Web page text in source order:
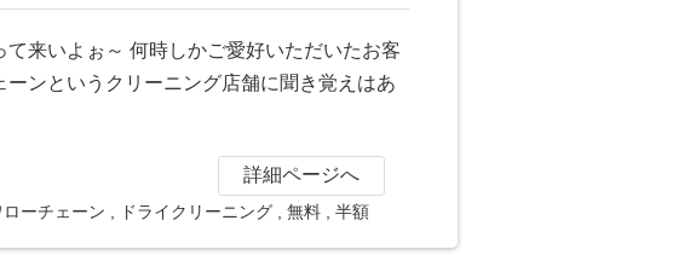
来いよぉ～ 何時しかご愛好いただいたお客
ンというクリーニング店舗に聞き覚えはあ
詳細ページへ
ローチェーン ドライクリーニング 無料 半額